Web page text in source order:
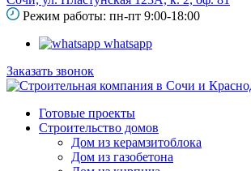
Режим работы: пн-пт 9:00-18:00
whatsapp
Заказать звонок
Готовые проекты
Строительство домов
Дом из керамзитоблока
Дом из газобетона